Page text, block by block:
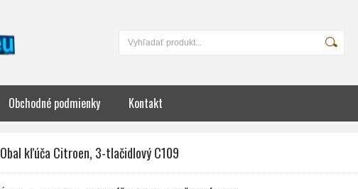
Obchodné podmienky Kontakt
Obal kľúča Citroen, 3-tlačidlový C109